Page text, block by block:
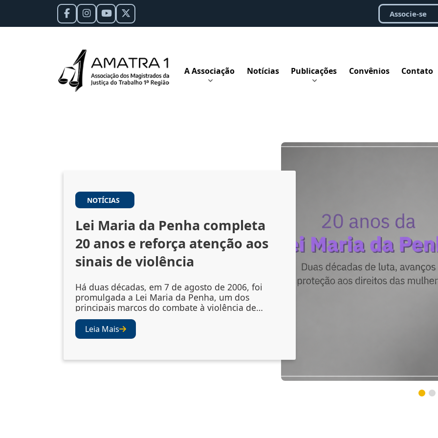
Associe-se
A Associação Notícias Publicações Convênios Contato
NOTÍCIAS
Lei Maria da Penha completa
20 anos e reforça atenção aos
sinais de violência
Há duas décadas, em 7 de agosto de 2006, foi
promulgada a Lei Maria da Penha, um dos
principais marcos do combate à violência de
gênero no Brasil. A legislação ampliou os
mecanismos de prevenção, acolhimento das
vítimas e punição dos agressores, mas também
para a importância de se atentar aos sinais de
Leia Mais